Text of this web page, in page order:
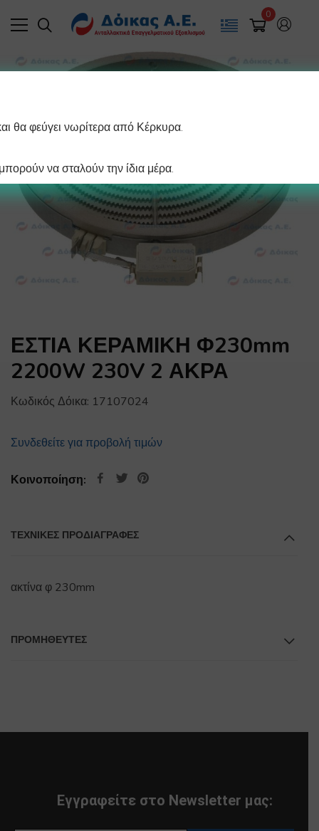
0
ΕΣΤΙΑ ΚΕΡΑΜΙΚΗ Φ230mm
2200W 230V 2 ΑΚΡΑ
Κωδικός Δόικα: 17107024
Συνδεθείτε για προβολή τιμών
Κοινοποίηση:
ΤΕΧΝΙΚΕΣ ΠΡΟΔΙΑΓΡΑΦΕΣ
ακτίνα φ 230mm
ΠΡΟΜΗΘΕΥΤΕΣ
Εγγραφείτε στο Newsletter μας:
θα φεύγει νωρίτερα από Κέρκυρα.
να σταλούν την ίδια μέρα.